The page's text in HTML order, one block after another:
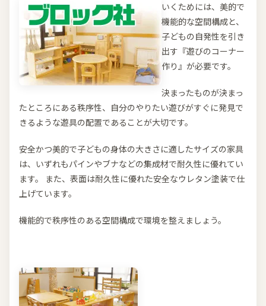
いくためには、美的で
機能的な空間構成と、
子どもの自発性を引き
出す『遊びのコーナー
作り』が必要です。
決まったものが決まっ
たところにある秩序性、自分のやりたい遊びがすぐに発見で
きるような遊具の配置であることが大切です。
安全かつ美的で子どもの身体の大きさに適したサイズの家具
は、いずれもパインやブナなどの集成材で耐久性に優れてい
ます。 また、表面は耐久性に優れた安全なウレタン塗装で仕
上げています。
機能的で秩序性のある空間構成で環境を整えましょう。